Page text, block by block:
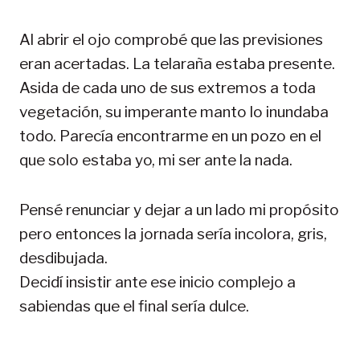
Al abrir el ojo comprobé que las previsiones
eran acertadas. La telaraña estaba presente.
Asida de cada uno de sus extremos a toda
vegetación, su imperante manto lo inundaba
todo. Parecía encontrarme en un pozo en el
que solo estaba yo, mi ser ante la nada.
Pensé renunciar y dejar a un lado mi propósito
pero entonces la jornada sería incolora, gris,
desdibujada.
Decidí insistir ante ese inicio complejo a
sabiendas que el final sería dulce.